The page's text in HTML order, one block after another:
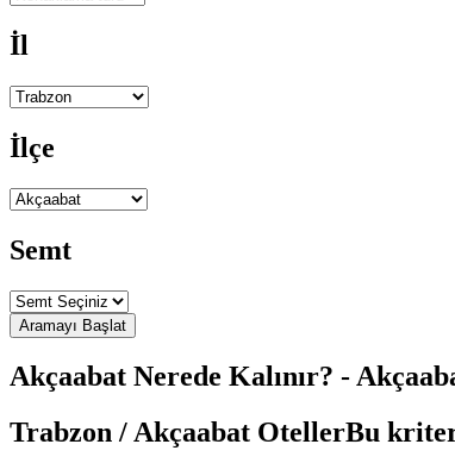
İl
İlçe
Semt
Akçaabat Nerede Kalınır? -
Trabzon / Akçaabat OtellerBu